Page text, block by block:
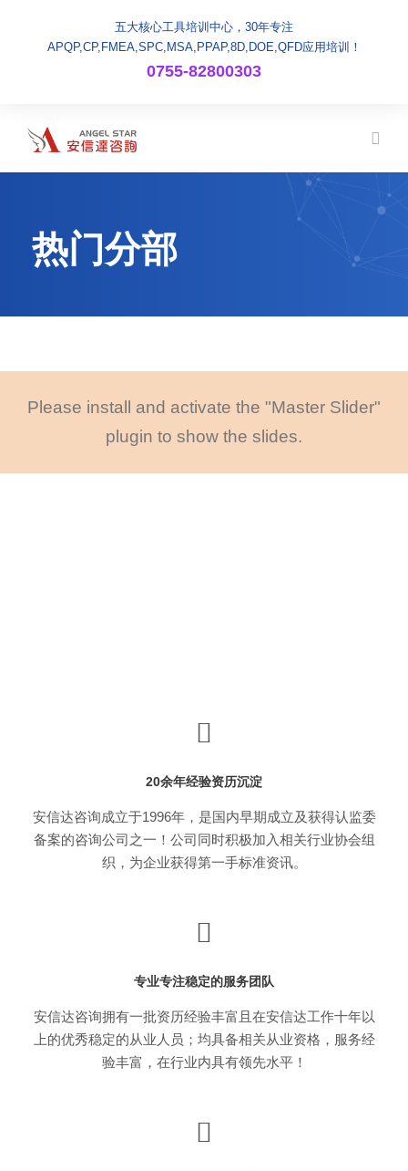
五大核心工具培训中心，30年专注
APQP,CP,FMEA,SPC,MSA,PPAP,8D,DOE,QFD应用培训！
0755-82800303
热门分部
Please install and activate the "Master Slider"
plugin to show the slides.
20余年经验资历沉淀
安信达咨询成立于1996年，是国内早期成立及获得认监委
备案的咨询公司之一！公司同时积极加入相关行业协会组
织，为企业获得第一手标准资讯。
专业专注稳定的服务团队
安信达咨询拥有一批资历经验丰富且在安信达工作十年以
上的优秀稳定的从业人员；均具备相关从业资格，服务经
验丰富，在行业内具有领先水平！